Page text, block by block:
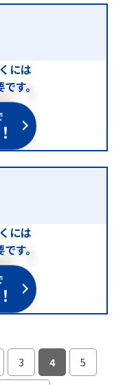
には
す。
には
す。
3 4 5